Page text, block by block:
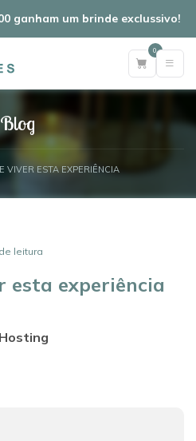
ganham um brinde exclussivo!
0
Blog
VIVER ESTA EXPERIÊNCIA
leitura
esta experiência